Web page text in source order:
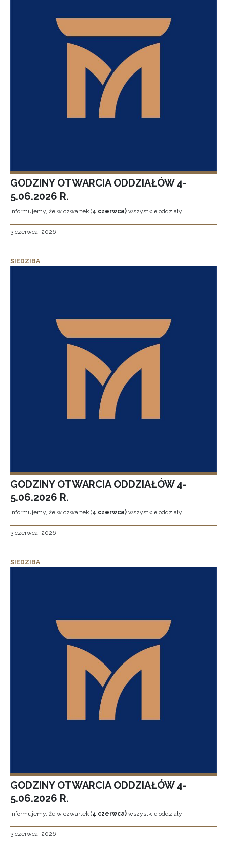
GODZINY OTWARCIA ODDZIAŁÓW 4-
5.06.2026 R.
Informujemy, że w czwartek (4 czerwca) wszystkie oddziały
3 czerwca, 2026
SIEDZIBA
GODZINY OTWARCIA ODDZIAŁÓW 4-
5.06.2026 R.
Informujemy, że w czwartek (4 czerwca) wszystkie oddziały
3 czerwca, 2026
SIEDZIBA
GODZINY OTWARCIA ODDZIAŁÓW 4-
5.06.2026 R.
Informujemy, że w czwartek (4 czerwca) wszystkie oddziały
3 czerwca, 2026